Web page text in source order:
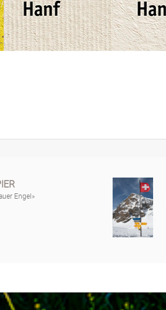
Engel»